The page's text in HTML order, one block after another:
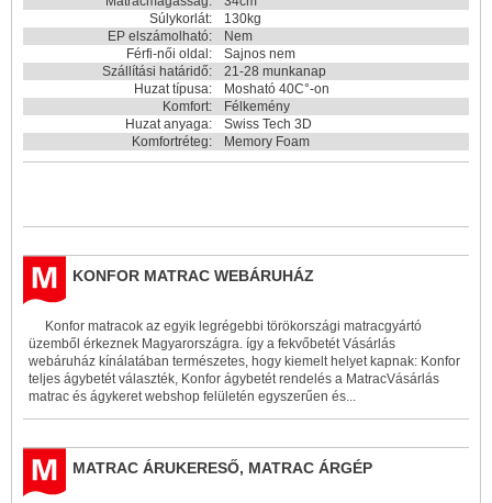
Súlykorlát:
130kg
EP elszámolható:
Nem
Férfi-női oldal:
Sajnos nem
Szállítási határidő:
21-28 munkanap
Huzat típusa:
Mosható 40C°-on
Komfort:
Félkemény
Huzat anyaga:
Swiss Tech 3D
Komfortréteg:
Memory Foam
KONFOR MATRAC WEBÁRUHÁZ
Konfor matracok az egyik legrégebbi törökországi matracgyártó
üzemből érkeznek Magyarországra. így a fekvőbetét Vásárlás
webáruház kínálatában természetes, hogy kiemelt helyet kapnak: Konfor
teljes ágybetét választék, Konfor ágybetét rendelés a MatracVásárlás
matrac és ágykeret webshop felületén egyszerűen és...
MATRAC ÁRUKERESŐ, MATRAC ÁRGÉP